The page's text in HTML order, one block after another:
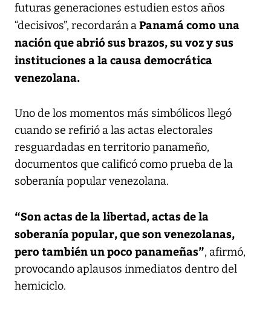
futuras generaciones estudien estos años
“decisivos”, recordarán aPanamá como una
nación que abrió sus brazos, su voz y sus
instituciones a la causa democrática
venezolana.
Uno de los momentos más simbólicos llegó
cuando se refirió a las actas electorales
resguardadas en territorio panameño,
documentos que calificó como prueba de la
soberanía popular venezolana.
“Son actas de la libertad, actas de la
soberanía popular, que son venezolanas,
pero también un poco panameñas”, afirmó,
provocando aplausos inmediatos dentro del
hemiciclo.